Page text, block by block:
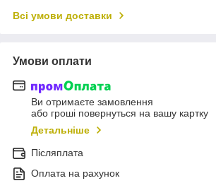
Всі умови доставки
Умови оплати
Ви отримаєте замовлення
або гроші повернуться на вашу картку
Детальніше
Післяплата
Оплата на рахунок